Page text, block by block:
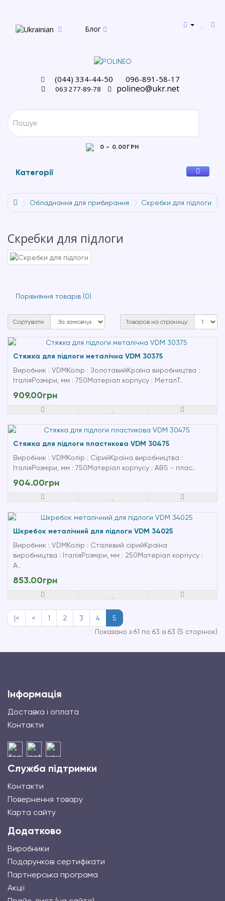
Блог
(044) 334-44-50 096-891-58-17
063 277-89-78 polineo@ukr.net
0 - 0.00ГРН
Категорії
Обладнання для прибирання Cкребки для підлоги
Cкребки для підлоги
Порівняння товарів (0)
Сортувати: Товаров на страницу:
Стяжка для підлоги металічна VDM 30375
Виробник : VDMКолір : ЗолотавийКраїна виробництва :
ІталіяРозміри, мм : 750Матеріал корпусу : МеталТ..
909.00грн
Стяжка для підлоги пластикова VDM 30475
Виробник : VDMКолір : СірийКраїна виробництва :
ІталіяРозміри, мм : 750Матеріал корпусу : ABS - плас..
904.00грн
Шкребок металічний для підлоги VDM 34025
Виробник : VDMКолір : Сталевий сірийКраїна
виробництва : ІталіяРозміри, мм : 250Матеріал корпусу :
А..
853.00грн
|< < 1 2 3 4
5
Показано з 61 по 63 із 63 (5 сторінок)
Інформація
Доставка і оплата
Контакти
Служба підтримки
Контакти
Повернення товару
Карта сайту
Додатково
Виробники
Подарункові сертифікати
Партнерська програма
Акції